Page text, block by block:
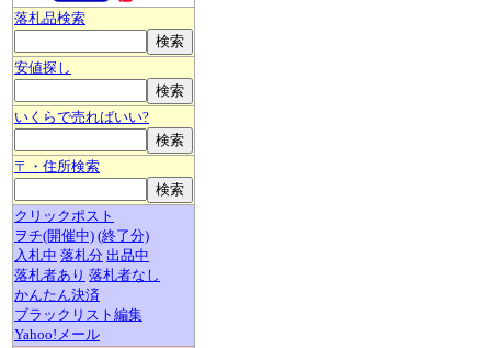
落札品検索
安値探し
いくらで売ればいい?
〒・住所検索
クリックポスト
ヲチ(開催中) (終了分)
入札中 落札分 出品中
落札者あり 落札者なし
かんたん決済
ブラックリスト編集
Yahoo!メール